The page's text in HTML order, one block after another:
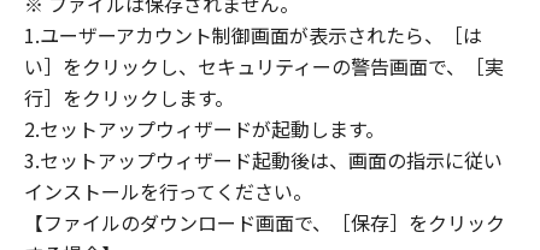
THE SOFTWARE, USE THEREOF OR INABILITY
TO USE THE SOFTWARE EVEN IF EITHER
CANON, CANON'S SUBSIDIARIES OR
AFFILIATES, THEIR DISTRIBUTORS, DEALERS
OR CANON'S LICENSORS HAVE BEEN ADVISED
OF THE POSSIBILITY OF SUCH DAMAGES.
SOME STATES OR LEGAL JURISDICTIONS DO
NOT ALLOW THE LIMITATION OR EXCLUSION
OF LIABILITY FOR INCIDENTAL OR
1.ユーザーアカウント制御画面が表示されたら、［は
い］をクリックし、セキュリティーの警告画面で、［実
行］をクリックします。
2.セットアップウィザードが起動します。
3.セットアップウィザード起動後は、画面の指示に従い
インストールを行ってください。
【ファイルのダウンロード画面で、［保存］をクリック